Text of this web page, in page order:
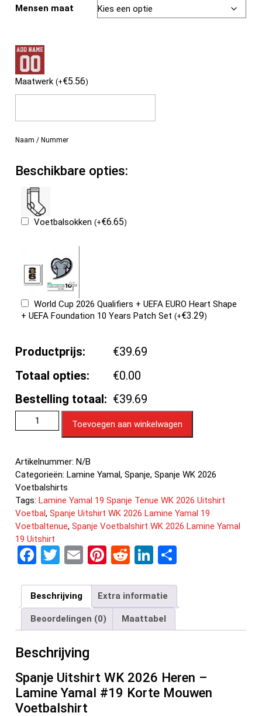
Mensen maat
Maatwerk(+€5.56)
Naam / Nummer
Beschikbare opties:
Voetbalsokken(+€6.65)
World Cup 2026 Qualifiers + UEFA EURO Heart Shape
+ UEFA Foundation 10 Years Patch Set(+€3.29)
Productprijs:
€39.69
Totaal opties:
€0.00
Bestelling totaal: €39.69
Toevoegen aan winkelwagen
Artikelnummer:N/B
Categorieën:Lamine Yamal,Spanje,Spanje WK 2026
Voetbalshirts
Tags:Lamine Yamal 19 Spanje Tenue WK 2026 Uitshirt
Voetbal,Spanje Uitshirt WK 2026 Lamine Yamal 19
Voetbaltenue,Spanje Voetbalshirt WK 2026 Lamine Yamal
19 Uitshirt
F
ce
b
o
o
k
T
tt
er
E
ail
Pi
er
es
t
R
d
di
t
Li
ke
dI
n
e
n
Beschrijving Extra informatie
Beoordelingen (0) Maattabel
Beschrijving
Spanje Uitshirt WK 2026 Heren –
Lamine Yamal #19 Korte Mouwen
Voetbalshirt